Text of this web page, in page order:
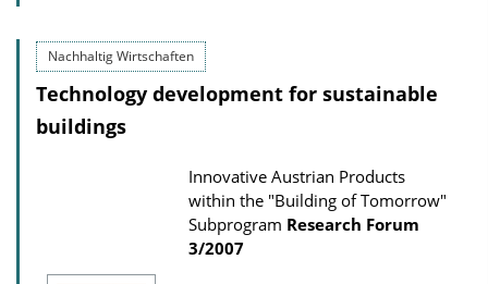
o
a
d
b
l
i
t
i
o
Nachhaltig Wirtschaften
Technology development for sustainable
buildings
Innovative Austrian Products
within the "Building of Tomorrow"
Subprogram Research Forum
3/2007